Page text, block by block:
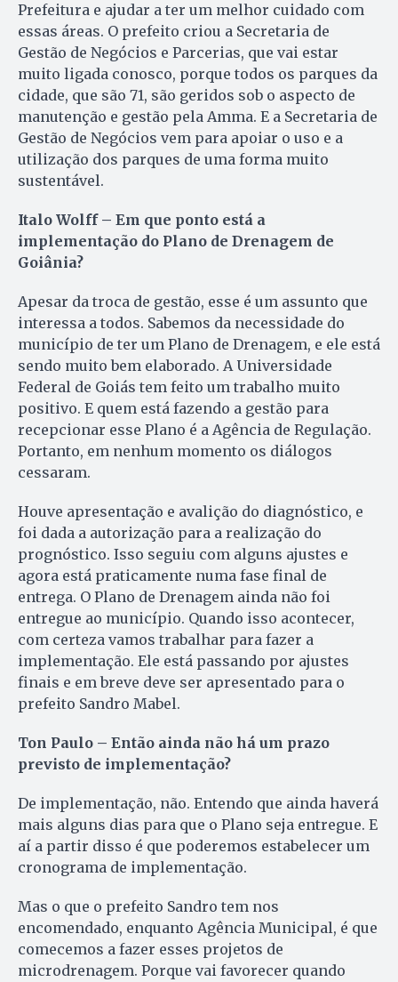
Prefeitura e ajudar a ter um melhor cuidado com
essas áreas. O prefeito criou a Secretaria de
Gestão de Negócios e Parcerias, que vai estar
muito ligada conosco, porque todos os parques da
cidade, que são 71, são geridos sob o aspecto de
manutenção e gestão pela Amma. E a Secretaria de
Gestão de Negócios vem para apoiar o uso e a
utilização dos parques de uma forma muito
sustentável.
Italo Wolff – Em que ponto está a
implementação do Plano de Drenagem de
Goiânia?
Apesar da troca de gestão, esse é um assunto que
interessa a todos. Sabemos da necessidade do
município de ter um Plano de Drenagem, e ele está
sendo muito bem elaborado. A Universidade
Federal de Goiás tem feito um trabalho muito
positivo. E quem está fazendo a gestão para
recepcionar esse Plano é a Agência de Regulação.
Portanto, em nenhum momento os diálogos
cessaram.
Houve apresentação e avalição do diagnóstico, e
foi dada a autorização para a realização do
prognóstico. Isso seguiu com alguns ajustes e
agora está praticamente numa fase final de
entrega. O Plano de Drenagem ainda não foi
entregue ao município. Quando isso acontecer,
com certeza vamos trabalhar para fazer a
implementação. Ele está passando por ajustes
finais e em breve deve ser apresentado para o
prefeito Sandro Mabel.
Ton Paulo – Então ainda não há um prazo
previsto de implementação?
De implementação, não. Entendo que ainda haverá
mais alguns dias para que o Plano seja entregue. E
aí a partir disso é que poderemos estabelecer um
cronograma de implementação.
Mas o que o prefeito Sandro tem nos
encomendado, enquanto Agência Municipal, é que
comecemos a fazer esses projetos de
microdrenagem. Porque vai favorecer quando